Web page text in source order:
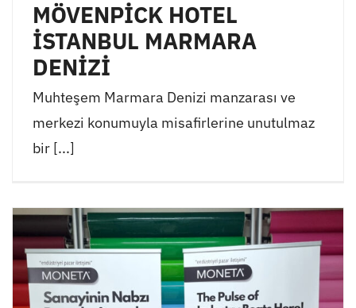
MÖVENPİCK HOTEL
İSTANBUL MARMARA
DENİZİ
Muhteşem Marmara Denizi manzarası ve
merkezi konumuyla misafirlerine unutulmaz
bir [...]